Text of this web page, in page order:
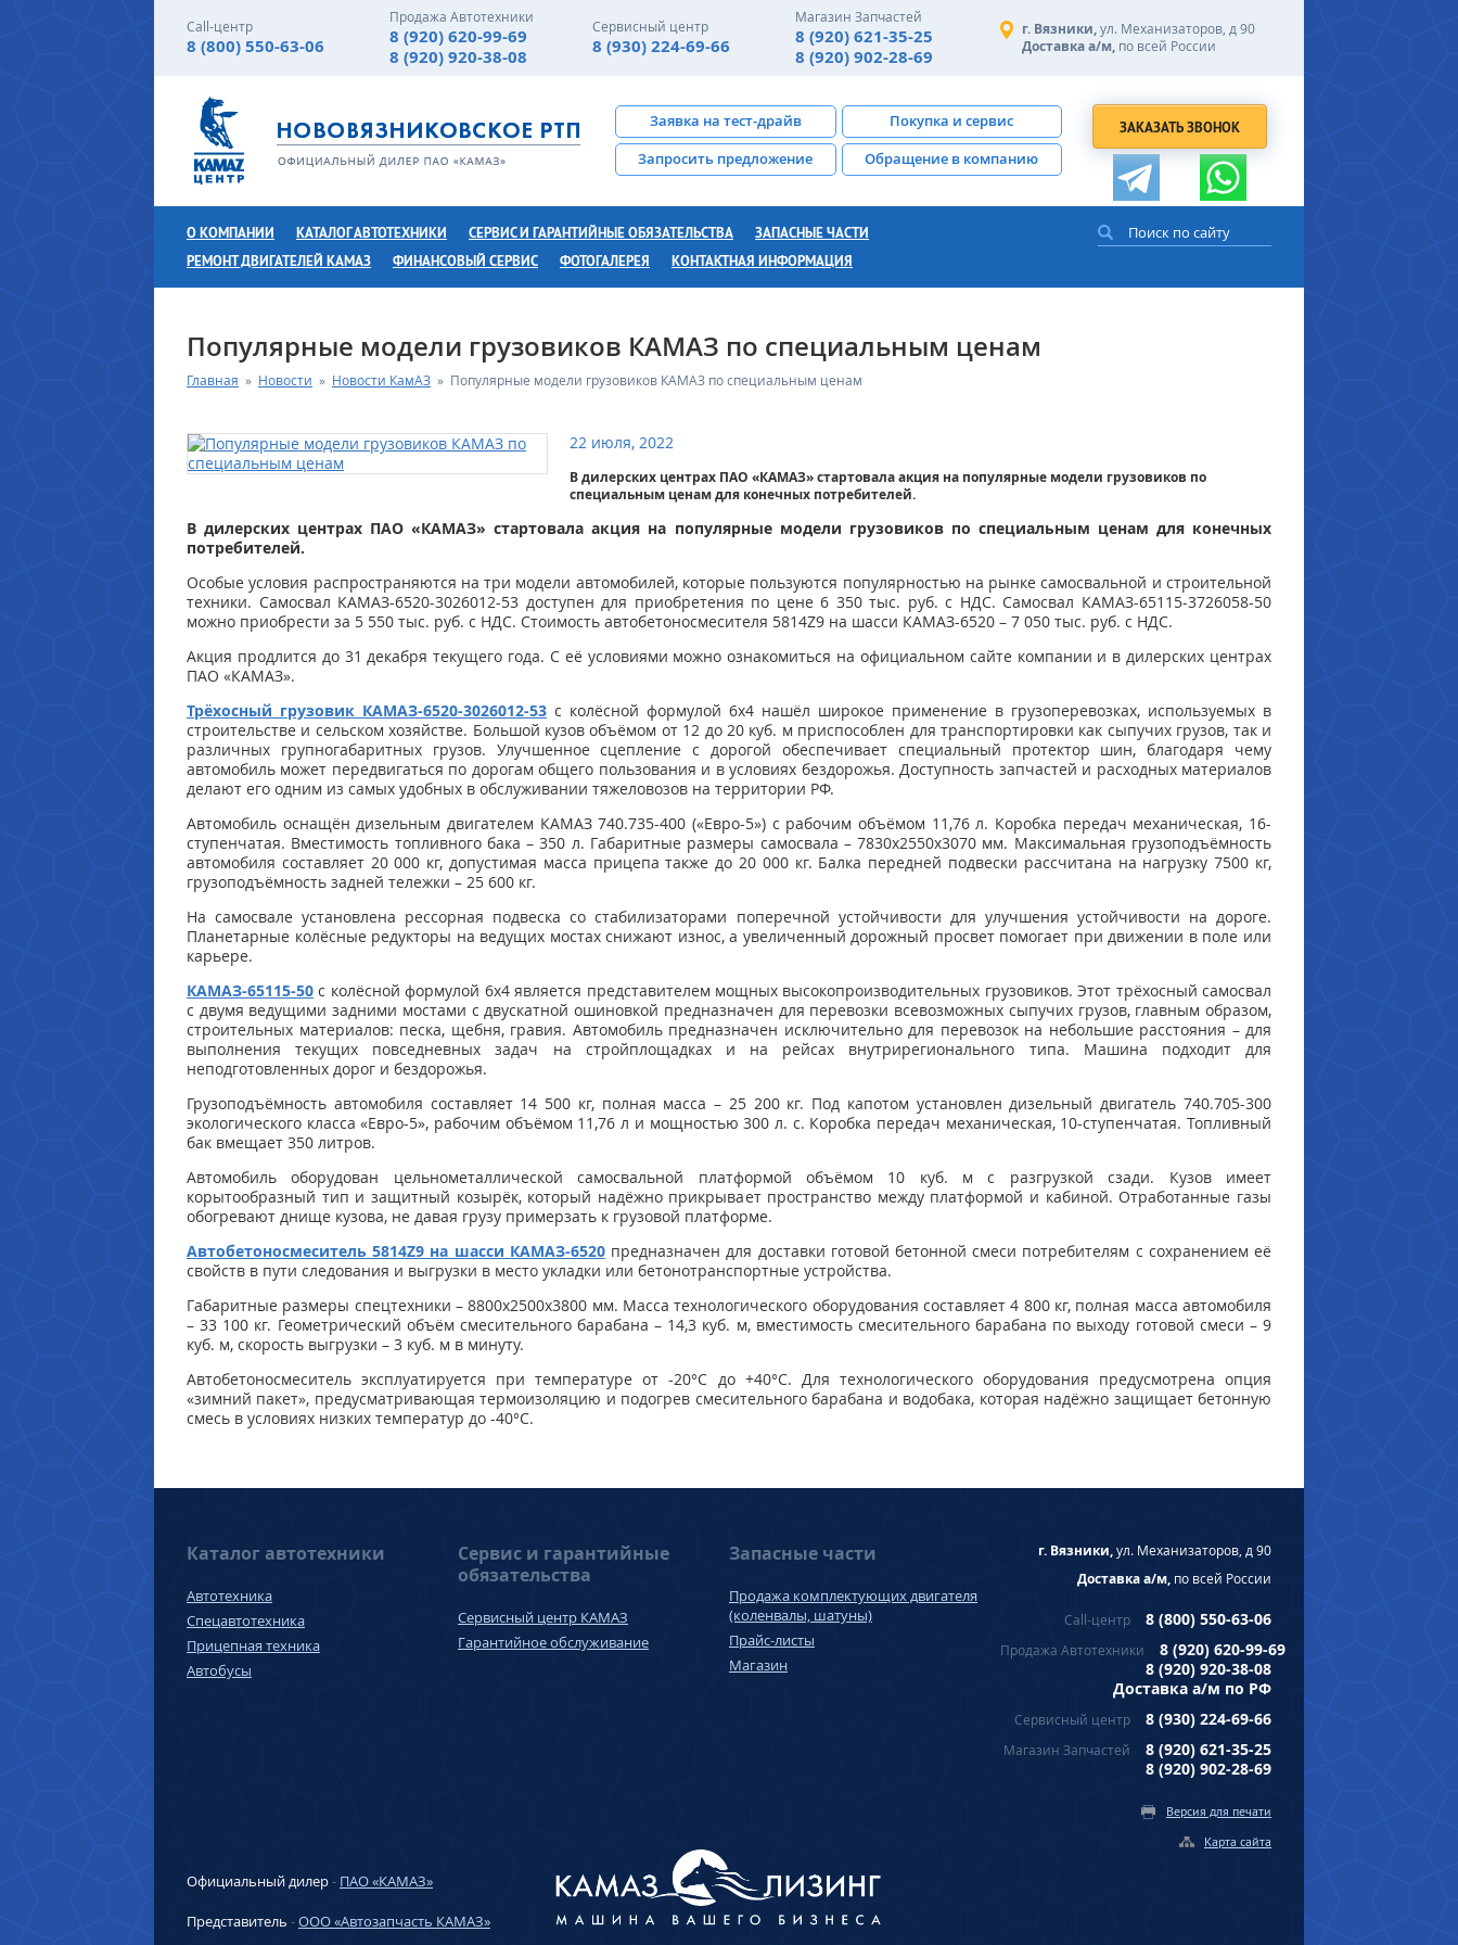
Call-центр
8 (800) 550-63-06
Продажа Автотехники
8 (920) 620-99-69
8 (920) 920-38-08
Сервисный центр
8 (930) 224-69-66
Магазин Запчастей
8 (920) 621-35-25
8 (920) 902-28-69
г. Вязники,ул. Механизаторов, д 90
Доставка а/м, по всей России
ЗАКАЗАТЬ ЗВОНОК
Заявка на тест-драйв
Покупка и сервис
Запросить предложение
Обращение в компанию
О КОМПАНИИ КАТАЛОГ АВТОТЕХНИКИ СЕРВИС И ГАРАНТИЙНЫЕ ОБЯЗАТЕЛЬСТВА
ЗАПАСНЫЕ ЧАСТИ
РЕМОНТ ДВИГАТЕЛЕЙ КАМАЗ
ФИНАНСОВЫЙ СЕРВИС ФОТОГАЛЕРЕЯ КОНТАКТНАЯ ИНФОРМАЦИЯ
Популярные модели грузовиков КАМАЗ по специальным ценам
Главная » Новости » Новости КамАЗ » Популярные модели грузовиков КАМАЗ по специальным ценам
22 июля, 2022
В дилерских центрах ПАО «КАМАЗ» стартовала акция на популярные модели грузовиков по
специальным ценам для конечных потребителей.
В дилерских центрах ПАО «КАМАЗ» стартовала акция на популярные модели грузовиков по специальным ценам для конечных
потребителей.
Особые условия распространяются на три модели автомобилей, которые пользуются популярностью на рынке самосвальной и строительной
техники. Самосвал КАМАЗ-6520-3026012-53 доступен для приобретения по цене 6 350 тыс. руб. с НДС. Самосвал КАМАЗ-65115-3726058-50
можно приобрести за 5 550 тыс. руб. с НДС. Стоимость автобетоносмесителя 5814Z9 на шасси КАМАЗ-6520 – 7 050 тыс. руб. с НДС.
Акция продлится до 31 декабря текущего года. С её условиями можно ознакомиться на официальном сайте компании и в дилерских центрах
ПАО «КАМАЗ».
Трёхосный грузовик КАМАЗ-6520-3026012-53 с колёсной формулой 6х4 нашёл широкое применение в грузоперевозках, используемых в
строительстве и сельском хозяйстве. Большой кузов объёмом от 12 до 20 куб. м приспособлен для транспортировки как сыпучих грузов, так и
различных групногабаритных грузов. Улучшенное сцепление с дорогой обеспечивает специальный протектор шин, благодаря чему
автомобиль может передвигаться по дорогам общего пользования и в условиях бездорожья. Доступность запчастей и расходных материалов
делают его одним из самых удобных в обслуживании тяжеловозов на территории РФ.
Автомобиль оснащён дизельным двигателем КАМАЗ 740.735-400 («Евро-5») с рабочим объёмом 11,76 л. Коробка передач механическая, 16-
ступенчатая. Вместимость топливного бака – 350 л. Габаритные размеры самосвала – 7830х2550х3070 мм. Максимальная грузоподъёмность
автомобиля составляет 20 000 кг, допустимая масса прицепа также до 20 000 кг. Балка передней подвески рассчитана на нагрузку 7500 кг,
грузоподъёмность задней тележки – 25 600 кг.
На самосвале установлена рессорная подвеска со стабилизаторами поперечной устойчивости для улучшения устойчивости на дороге.
Планетарные колёсные редукторы на ведущих мостах снижают износ, а увеличенный дорожный просвет помогает при движении в поле или
карьере.
КАМАЗ-65115-50 с колёсной формулой 6х4 является представителем мощных высокопроизводительных грузовиков. Этот трёхосный самосвал
с двумя ведущими задними мостами с двускатной ошиновкой предназначен для перевозки всевозможных сыпучих грузов, главным образом,
строительных материалов: песка, щебня, гравия. Автомобиль предназначен исключительно для перевозок на небольшие расстояния – для
выполнения текущих повседневных задач на стройплощадках и на рейсах внутрирегионального типа. Машина подходит для
неподготовленных дорог и бездорожья.
Грузоподъёмность автомобиля составляет 14 500 кг, полная масса – 25 200 кг. Под капотом установлен дизельный двигатель 740.705-300
экологического класса «Евро-5», рабочим объёмом 11,76 л и мощностью 300 л. с. Коробка передач механическая, 10-ступенчатая. Топливный
бак вмещает 350 литров.
Автомобиль оборудован цельнометаллической самосвальной платформой объёмом 10 куб. м с разгрузкой сзади. Кузов имеет
корытообразный тип и защитный козырёк, который надёжно прикрывает пространство между платформой и кабиной. Отработанные газы
обогревают днище кузова, не давая грузу примерзать к грузовой платформе.
Автобетоносмеситель 5814Z9 на шасси КАМАЗ-6520предназначен для доставки готовой бетонной смеси потребителям с сохранением её
свойств в пути следования и выгрузки в место укладки или бетонотранспортные устройства.
Габаритные размеры спецтехники – 8800х2500х3800 мм. Масса технологического оборудования составляет 4 800 кг, полная масса автомобиля
– 33 100 кг. Геометрический объём смесительного барабана – 14,3 куб. м, вместимость смесительного барабана по выходу готовой смеси – 9
куб. м, скорость выгрузки – 3 куб. м в минуту.
Автобетоносмеситель эксплуатируется при температуре от -20°С до +40°С. Для технологического оборудования предусмотрена опция
«зимний пакет», предусматривающая термоизоляцию и подогрев смесительного барабана и водобака, которая надёжно защищает бетонную
смесь в условиях низких температур до -40°С.
Каталог автотехники
Автотехника
Спецавтотехника
Прицепная техника
Автобусы
Сервис и гарантийные
обязательства
Сервисный центр КАМАЗ
Гарантийное обслуживание
Запасные части
Продажа комплектующих двигателя
(коленвалы, шатуны)
Прайс-листы
Магазин
г. Вязники,ул. Механизаторов, д 90
Доставка а/м, по всей России
Call-центр 8 (800) 550-63-06
Продажа Автотехники
8 (920) 620-99-69
8 (920) 920-38-08
Доставка а/м по РФ
Сервисный центр 8 (930) 224-69-66
Магазин Запчастей
8 (920) 621-35-25
8 (920) 902-28-69
Версия для печати
Карта сайта
Официальный дилер- ПАО «КАМАЗ»
Представитель -ООО «Автозапчасть КАМАЗ»